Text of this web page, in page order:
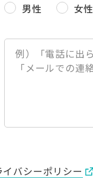
男性 女性
イバシーポリシー